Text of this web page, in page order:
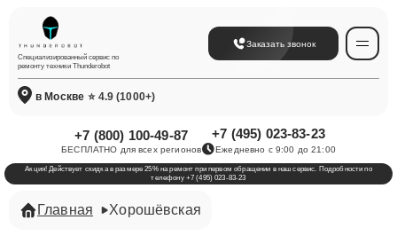
Специализированный сервис по
ремонту техники Thunderobot
Заказать звонок
в Москве ⭐ 4.9 (1000+)
+7 (800) 100-49-87
БЕСПЛАТНО для всех регионов
+7 (495) 023-83-23
Ежедневно с 9:00 до 21:00
Акция! Действует скидка в размере 25% на ремонт при первом обращении в наш сервис. Подробности по
телефону +7 (495) 023-83-23
Главная Хорошёвская